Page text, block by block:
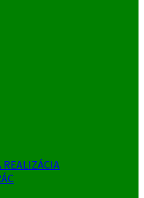
REALIZÁCIA